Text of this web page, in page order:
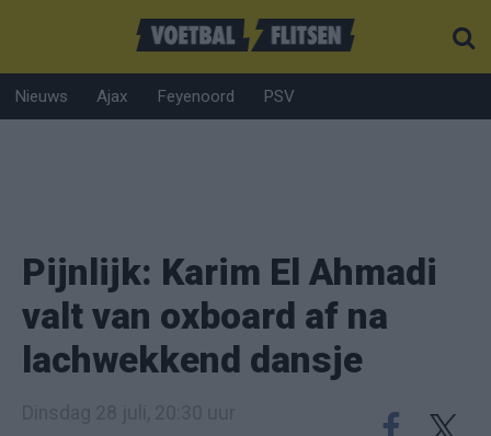
Nieuws Ajax Feyenoord PSV
Pijnlijk: Karim El Ahmadi
valt van oxboard af na
lachwekkend dansje